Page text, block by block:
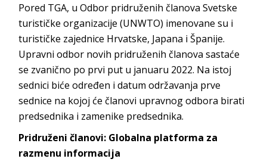
Pored TGA, u Odbor pridruženih članova Svetske
turističke organizacije (UNWTO) imenovane su i
turističke zajednice Hrvatske, Japana i Španije.
Upravni odbor novih pridruženih članova sastaće
se zvanično po prvi put u januaru 2022. Na istoj
sednici biće određen i datum održavanja prve
sednice na kojoj će članovi upravnog odbora birati
predsednika i zamenike predsednika.
Pridruženi članovi: Globalna platforma za
razmenu informacija